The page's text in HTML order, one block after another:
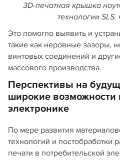
3D-печатная крышка
технологии
Это помогло выявить и
такие как неровные зазоры,
винтовых соединений и
массового производства.
Перспективы на
широкие возможности
электронике
По мере развития
технологий и постобработки
печати в потребительской